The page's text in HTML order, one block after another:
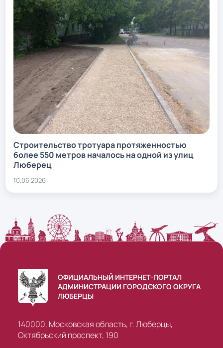
Строительство тротуара протяженностью
более 550 метров началось на одной из улиц
Люберец
10.06.2026
ОФИЦИАЛЬНЫЙ ИНТЕРНЕТ-ПОРТАЛ
АДМИНИСТРАЦИИ ГОРОДСКОГО ОКРУГА
ЛЮБЕРЦЫ
140000, Московская область, г. Люберцы,
Октябрьский проспект, 190